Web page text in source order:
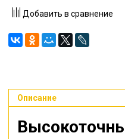
Добавить в сравнение
Описание